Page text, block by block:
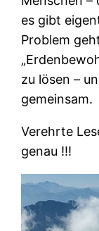
es gibt
Problem
zu lösen –
gemeinsam.
Verehrte
genau !!!